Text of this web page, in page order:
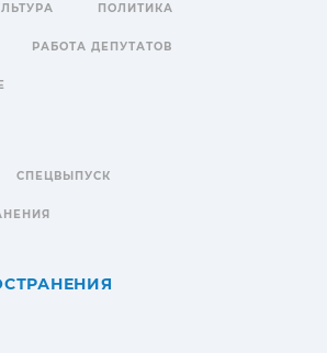
ПОЛИТИКА
РАБОТА ДЕПУТАТОВ
СПЕЦВЫПУСК